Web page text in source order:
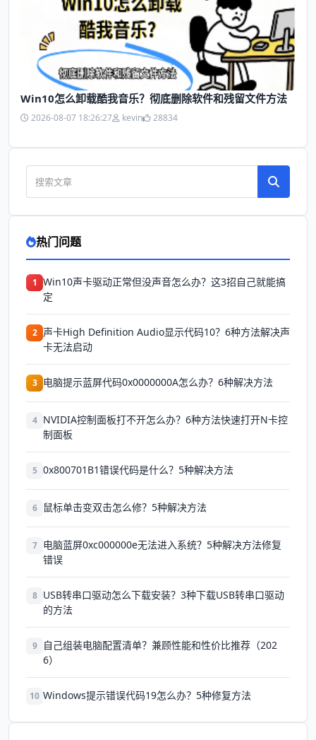
Win10怎么卸载酷我音乐？彻底删除软件和残留文件方法
2026-08-07 18:26:27 kevin 28834
热门问题
1 Win10声卡驱动正常但没声音怎么办？这3招自己就能搞
定
2 声卡High Definition Audio显示代码10？6种方法解决声
卡无法启动
3 电脑提示蓝屏代码0x0000000A怎么办？6种解决方法
4 NVIDIA控制面板打不开怎么办？6种方法快速打开N卡控
制面板
5 0x800701B1错误代码是什么？5种解决方法
6 鼠标单击变双击怎么修？5种解决方法
7 电脑蓝屏0xc000000e无法进入系统？5种解决方法修复
错误
8 USB转串口驱动怎么下载安装？3种下载USB转串口驱动
的方法
9
自己组装电脑配置清单？兼顾性能和性价比推荐（202
6）
10 Windows提示错误代码19怎么办？5种修复方法